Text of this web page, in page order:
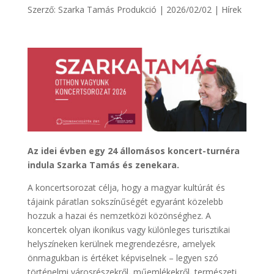
Szerző: Szarka Tamás Produkció | 2026/02/02| Hírek
Az idei évben egy 24 állomásos koncert-turnéra
indula Szarka Tamás és zenekara.
A koncertsorozat célja, hogy a magyar kultúrát és
tájaink páratlan sokszínűségét egyaránt közelebb
hozzuk a hazai és nemzetközi közönséghez. A
koncertek olyan ikonikus vagy különleges turisztikai
helyszíneken kerülnek megrendezésre, amelyek
önmagukban is értéket képviselnek – legyen szó
történelmi városrészekről, műemlékekről, természeti